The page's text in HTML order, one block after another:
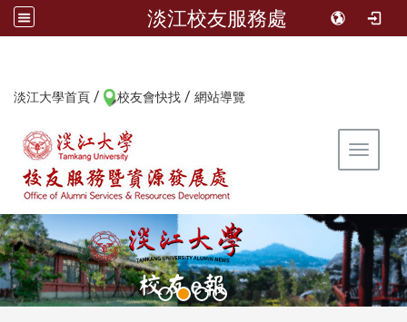
淡江校友服務處
淡江大學首頁 / 校友會快找 / 網站導覽
Toggle